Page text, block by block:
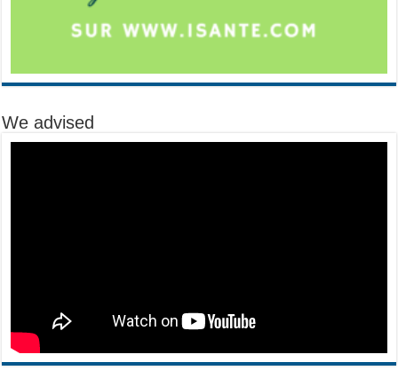
We advised